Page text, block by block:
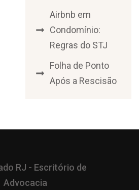
Airbnb em
Condomínio:
Regras do STJ
Folha de Ponto
Após a Rescisão